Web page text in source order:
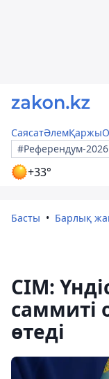
СаясатӘлемҚаржы
#Референдум-2026
+33°
Басты Барлық
СІМ:
саммиті
өтеді